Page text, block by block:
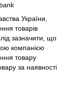
України,
товарів
зазначити, що
компанією
товару
за наявності